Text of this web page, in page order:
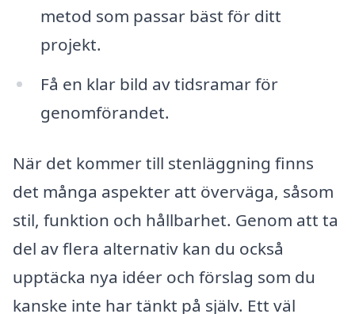
metod som passar bäst för ditt
projekt.
Få en klar bild av tidsramar för
genomförandet.
När det kommer till stenläggning finns
det många aspekter att överväga, såsom
stil, funktion och hållbarhet. Genom att ta
del av flera alternativ kan du också
upptäcka nya idéer och förslag som du
kanske inte har tänkt på själv. Ett väl